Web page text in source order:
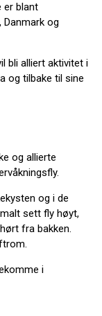
er blant
Danmark og
bli alliert aktivitet i
og tilbake til sine
og allierte
og i de
sett fly høyt,
fra bakken.
i